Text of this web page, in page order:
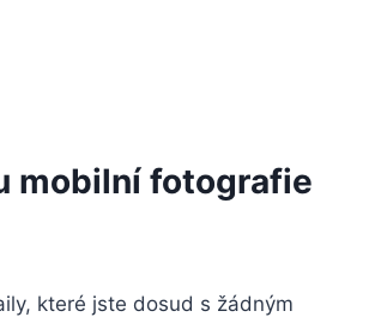
mobilní fotografie
které jste dosud s žádným